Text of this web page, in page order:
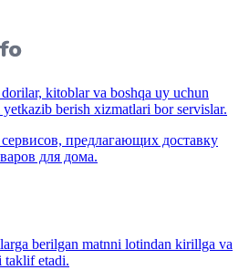
kitoblar va boshqa uy uchun
berish xizmatlari bor servislar.
предлагающих доставку
для дома.
berilgan matnni lotindan kirillga va
taklif etadi.